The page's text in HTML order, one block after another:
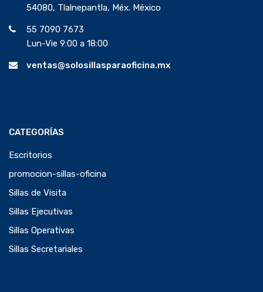
54080, Tlalnepantla, Méx. México
55 7090 7673
Lun-Vie 9:00 a 18:00
ventas@solosillasparaoficina.mx
CATEGORÍAS
Escritorios
promocion-sillas-oficina
Sillas de Visita
Sillas Ejecutivas
Sillas Operativas
Sillas Secretariales